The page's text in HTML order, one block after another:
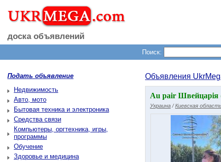
доска объявлений
Поиск:
Подать объявление
Недвижимость
Авто, мото
Бытовая техника и электроника
Средства связи
Компьютеры, оргтехника, игры,
программы
Обучение
Здоровье и медицина
Объявления
Au pair Швейцарія
Украина /Киевская